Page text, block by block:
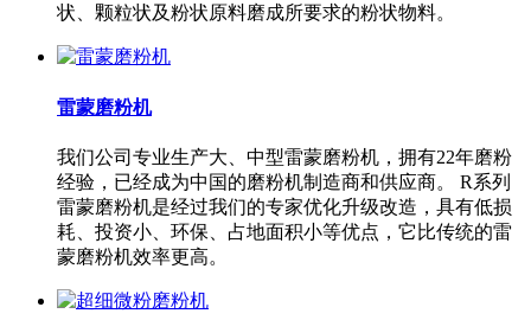
状、颗粒状及粉状原料磨成所要求的粉状物料。
雷蒙磨粉机
我们公司专业生产大、中型雷蒙磨粉机，拥有22年磨粉
经验，已经成为中国的磨粉机制造商和供应商。 R系列
雷蒙磨粉机是经过我们的专家优化升级改造，具有低损
耗、投资小、环保、占地面积小等优点，它比传统的雷
蒙磨粉机效率更高。